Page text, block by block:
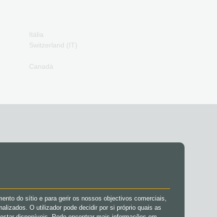
do sítio e para gerir os nossos objectivos comerciais,
O utilizador pode decidir por si próprio quais as
Itália
Switzerland (IT)
Canadá
Facebook
Instagram
TikTok